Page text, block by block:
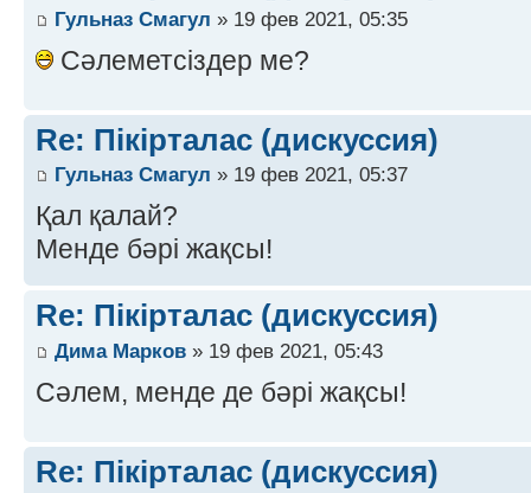
Гульназ Смагул » 19 фев 2021, 05:35
Сәлеметсіздер ме?
Re: Пікірталас (дискуссия)
Гульназ Смагул » 19 фев 2021, 05:37
Қал қалай?
Менде бәрі жақсы!
Re: Пікірталас (дискуссия)
Дима Марков » 19 фев 2021, 05:43
Сәлем, менде де бәрі жақсы!
Re: Пікірталас (дискуссия)